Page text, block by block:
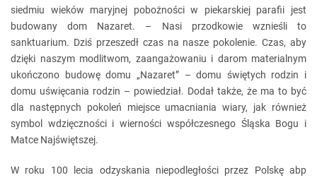
siedmiu wieków maryjnej pobożności w piekarskiej parafii jest
budowany dom Nazaret. – Nasi przodkowie wznieśli to
sanktuarium. Dziś przeszedł czas na nasze pokolenie. Czas, aby
dzięki naszym modlitwom, zaangażowaniu i darom materialnym
ukończono budowę domu „Nazaret” – domu świętych rodzin i
domu uświęcania rodzin – powiedział. Dodał także, że ma to być
dla następnych pokoleń miejsce umacniania wiary, jak również
symbol wdzięczności i wierności współczesnego Śląska Bogu i
Matce Najświętszej.
W roku 100 lecia odzyskania niepodległości przez Polskę abp